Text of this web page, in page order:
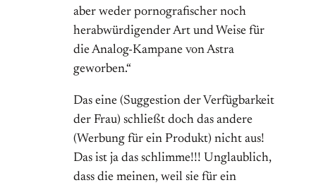
aber weder pornografischer noch
herabwürdigender Art und Weise für
die Analog-Kampane von Astra
geworben.“
Das eine (Suggestion der Verfügbarkeit
der Frau) schließt doch das andere
(Werbung für ein Produkt) nicht aus!
Das ist ja das schlimme!!! Unglaublich,
dass die meinen, weil sie für ein